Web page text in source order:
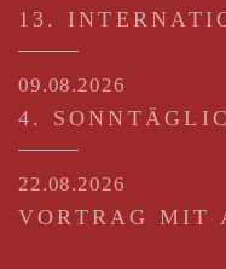
13.
09.08.2026
4.
22.08.2026
VORTRAG MIT